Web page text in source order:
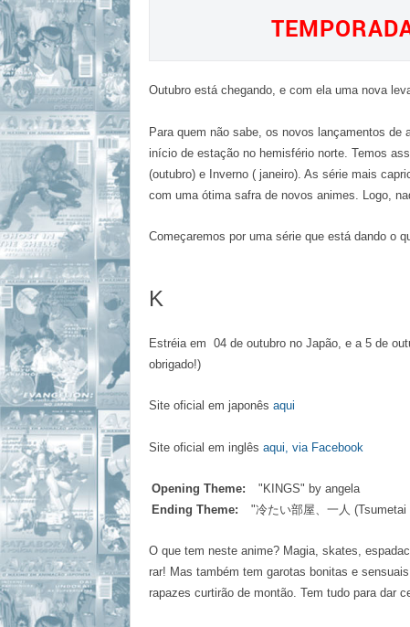
Outubro está chegando, e com ela uma nova
Para quem não sabe, os novos lançamentos
início de estação no hemisfério norte. Temos
(outubro) e Inverno ( janeiro). As série mais
com uma ótima safra de novos animes. Logo,
Começaremos por uma série que está dando o
K
Estréia em 04 de outubro no Japão, e a 5 de
obrigado!)
Site oficial em japonês aqui
Site oficial em inglês aqui, via Facebook
Opening Theme:
"KINGS" by angela
Ending Theme:
"冷たい部屋、一人
O que tem neste anime? Magia, skates,
rar! Mas também tem garotas bonitas e
rapazes curtirão de montão. Tem tudo para dar